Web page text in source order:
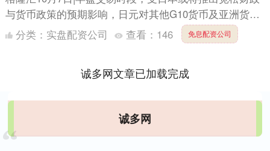
与货币政策的预期影响，日元对其他G10货币及亚洲货币
均出现贬值。 澳大利亚国民银行分析师Rodrigo C....
分类： 实盘配资公司 查看： 146 免息配资公司
诚多网文章已加载完成
诚多网